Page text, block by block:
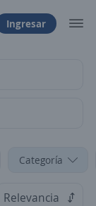
Ingresar
Categoría
Relevancia